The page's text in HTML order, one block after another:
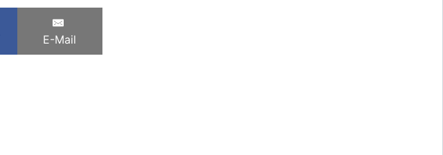
E-Mail